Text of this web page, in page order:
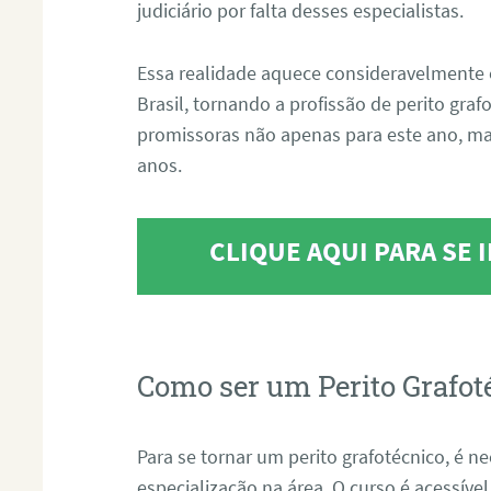
judiciário por falta desses especialistas.
Essa realidade aquece
Brasil, tornando a profissão de perito
promissoras não apenas para este ano,
anos.
CLIQUE AQUI PARA SE
Como ser um Perito
Para se tornar um perito grafotécnico, é